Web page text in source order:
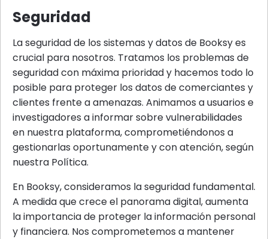
Seguridad
La seguridad de los sistemas y datos de Booksy es
crucial para nosotros. Tratamos los problemas de
seguridad con máxima prioridad y hacemos todo lo
posible para proteger los datos de comerciantes y
clientes frente a amenazas. Animamos a usuarios e
investigadores a informar sobre vulnerabilidades
en nuestra plataforma, comprometiéndonos a
gestionarlas oportunamente y con atención, según
nuestra Política.
En Booksy, consideramos la seguridad fundamental.
A medida que crece el panorama digital, aumenta
la importancia de proteger la información personal
y financiera. Nos comprometemos a mantener